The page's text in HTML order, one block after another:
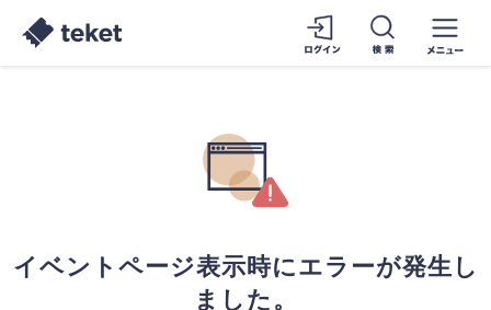
イベントページ表示時にエラーが発生し
ました。